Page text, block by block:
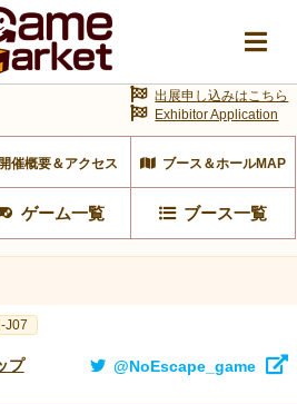
開催概要＆アクセス ブース＆ホールMAP
ゲーム一覧 ブース一覧
出展申し込みはこちら
Exhibitor Application
J07
プ @NoEscape_game